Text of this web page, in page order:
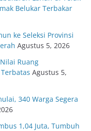
Belukar Terbakar
ke Seleksi Provinsi
Agustus 5, 2026
Ruang
Agustus 5,
340 Warga Segera
1,04 Juta, Tumbuh